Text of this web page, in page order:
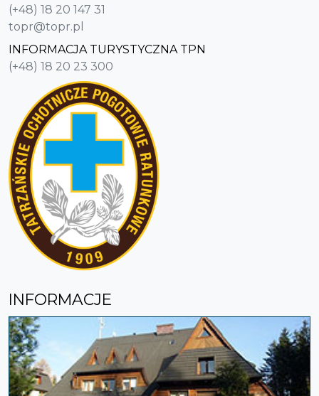
(+48) 18 20 147 31
topr@topr.pl
INFORMACJA TURYSTYCZNA TPN
(+48) 18 20 23 300
INFORMACJE